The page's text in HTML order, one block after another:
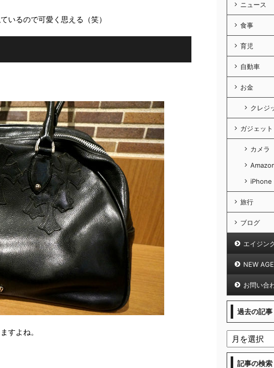
いるので可愛く思える（笑）
すよね。
ニュース
食事
育児
自動車
お金
クレジ
ガジェット
カメラ
iPhone
旅行
ブログ
エイジン
NEW
お問い合
過去の記事
記事の検索